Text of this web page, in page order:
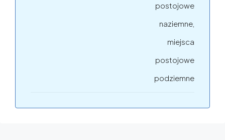
postojowe
naziemne,
miejsca
postojowe
podziemne